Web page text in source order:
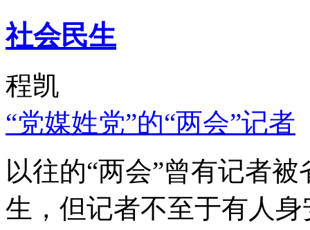
社会民生
程凯
“党媒姓党”的“两会”记者
以往的“两会”曾有记者
生，但记者不至于有人